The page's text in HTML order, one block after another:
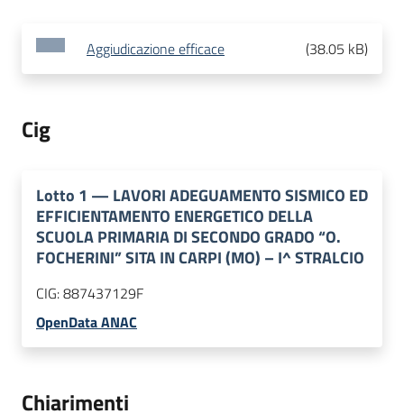
Aggiudicazione efficace (38.05 kB)
Cig
Lotto 1 — LAVORI ADEGUAMENTO SISMICO ED
EFFICIENTAMENTO ENERGETICO DELLA
SCUOLA PRIMARIA DI SECONDO GRADO “O.
FOCHERINI” SITA IN CARPI (MO) – I^ STRALCIO
CIG:887437129F
OpenData ANAC
Chiarimenti